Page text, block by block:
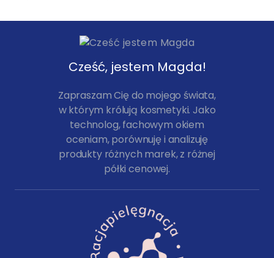
Cześć, jestem Magda!
Zapraszam Cię do mojego świata,
w którym królują kosmetyki. Jako
technolog, fachowym okiem
oceniam, porównuję i analizuję
produkty różnych marek, z różnej
półki cenowej.